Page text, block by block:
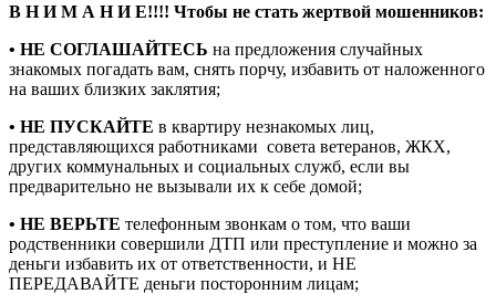
В Н И М А Н И Е!!!! Чтобы не стать жертвой мошенников:
• НЕ СОГЛАШАЙТЕСЬ на предложения случайных
знакомых погадать вам, снять порчу, избавить от наложенного
на ваших близких заклятия;
• НЕ ПУСКАЙТЕ в квартиру незнакомых лиц,
представляющихся работниками совета ветеранов, ЖКХ,
других коммунальных и социальных служб, если вы
предварительно не вызывали их к себе домой;
• НЕ ВЕРЬТЕ телефонным звонкам о том, что ваши
родственники совершили ДТП или преступление и можно за
деньги избавить их от ответственности, и НЕ
ПЕРЕДАВАЙТЕ деньги посторонним лицам;